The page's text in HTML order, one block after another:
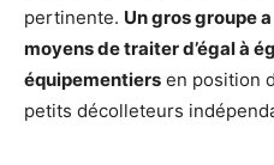
pertinente. Un gros groupe
moyens de traiter d’égal à
équipementiers en position
petits décolleteurs